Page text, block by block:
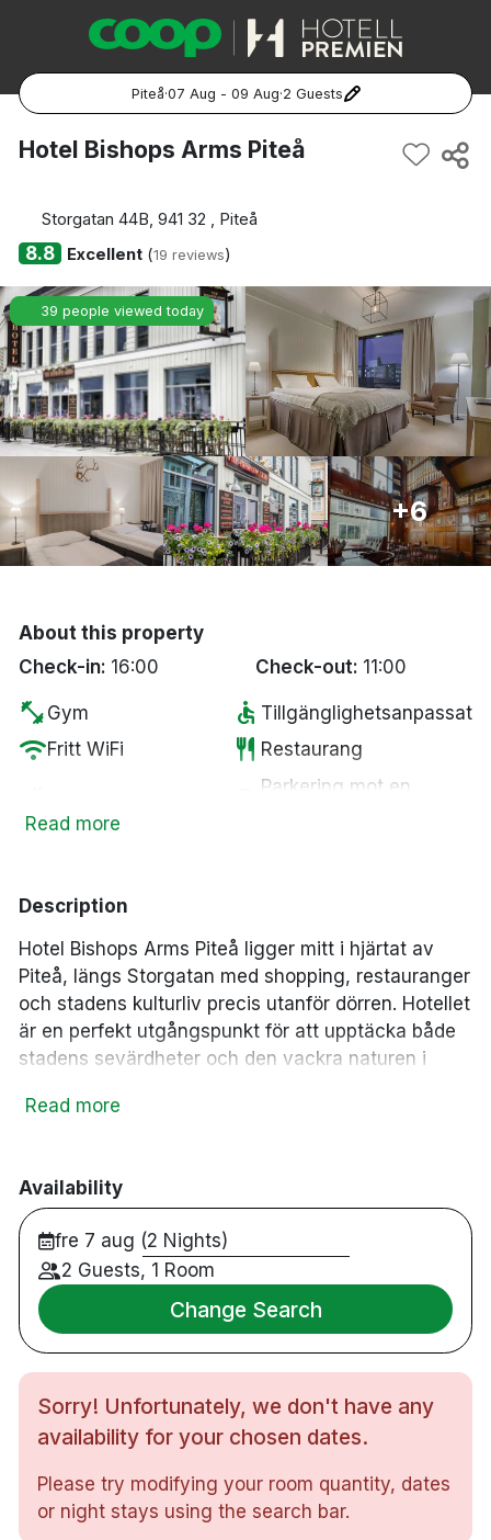
Piteå·07 Aug - 09 Aug·2 Guests
Popular Destinations:
Göteborg
Malmö
Hela Norge
Oslo
Bergen
Hela Danmark
Hotel Bishops Arms Piteå
Storgatan 44B, 941 32 , Piteå
8.8 Excellent(19 reviews)
39 people viewed today
+6
About this property
Check-in: 16:00 Check-out: 11:00
fitness_center Gym accessible Tillgänglighetsanpassat
wifiFritt WiFi restaurant Restaurang
Parkering mot en
Read more
Description
Hotel Bishops Arms Piteå ligger mitt i hjärtat av
Piteå, längs Storgatan med shopping, restauranger
och stadens kulturliv precis utanför dörren. Hotellet
är en perfekt utgångspunkt för att upptäcka både
stadens sevärdheter och den vackra naturen i
pubrätter och ett brett utbud av drycker i en
genuin och avslappnad miljö. För den som vill
utforska omgivningarna ligger utsiktsberget
Kalahatten en kort bilresa bort.
Parkering finns mot en avgift
Cirka 5 minuters promenad till Piteå stadskyrka
Cirka 10 minuters promenad till Piteå
båtmuseum
Cirka 30 minuters bilresa till Kalahatten
Cirka 45 minuters bilresa till Luleå Airport
Read more
Availability
fre 7 aug (2 Nights)
2 Guests, 1 Room
Change Search
Sorry! Unfortunately, we don't have any
availability for your chosen dates.
Please try modifying your room quantity, dates
or night stays using the search bar.